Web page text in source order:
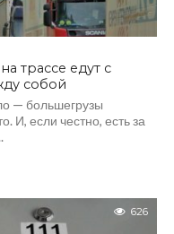
трассе едут с
собой
— большегрузы
И, если честно, есть за
626